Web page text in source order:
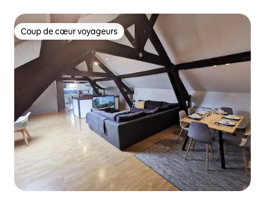
Coup de cœur voyageurs
Coup de cœur voyageurs